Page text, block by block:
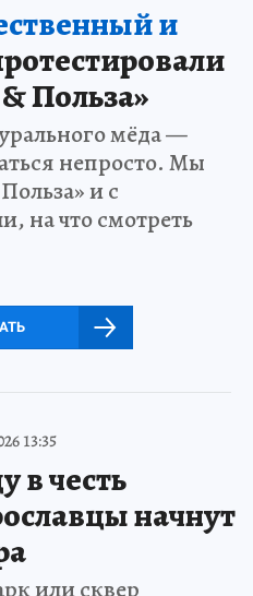
и
Польза»
мёда —
непросто. Мы
и с
на что смотреть
13:35
в честь
начнут
или сквер